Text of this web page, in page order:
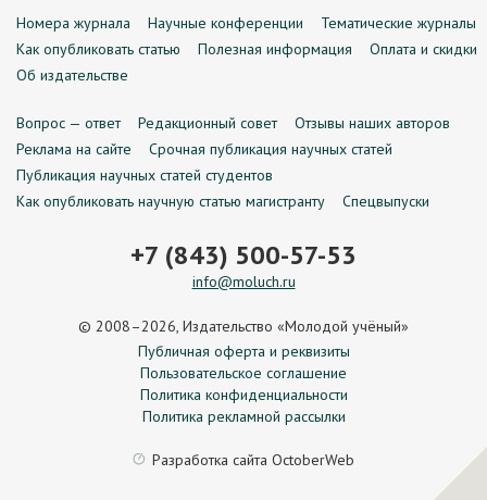
Номера журнала Научные конференции
Тематические журналы
Как опубликовать статью
Полезная информация
Оплата и скидки
Об издательстве
Вопрос — ответ Редакционный совет
Отзывы наших авторов
Реклама на сайте
Срочная публикация научных статей
Публикация научных статей студентов
Как опубликовать научную статью магистранту
Спецвыпуски
+7 (843) 500-57-53
info@moluch.ru
© 2008–2026, Издательство «Молодой учёный»
Публичная оферта и реквизиты
Пользовательское соглашение
Политика конфиденциальности
Политика рекламной рассылки
Разработка сайта OctoberWeb